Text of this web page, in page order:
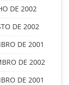
DE 2002
DE 2002
DE 2001
DE 2002
DE 2001